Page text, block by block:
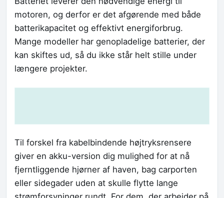
motoren, og derfor er det afgørende med både
batterikapacitet og effektivt energiforbrug.
Mange modeller har genopladelige batterier, der
kan skiftes ud, så du ikke står helt stille under
længere projekter.
Til forskel fra kabelbindende højtryksrensere
giver en akku-version dig mulighed for at nå
fjerntliggende hjørner af haven, bag carporten
eller sidegader uden at skulle flytte lange